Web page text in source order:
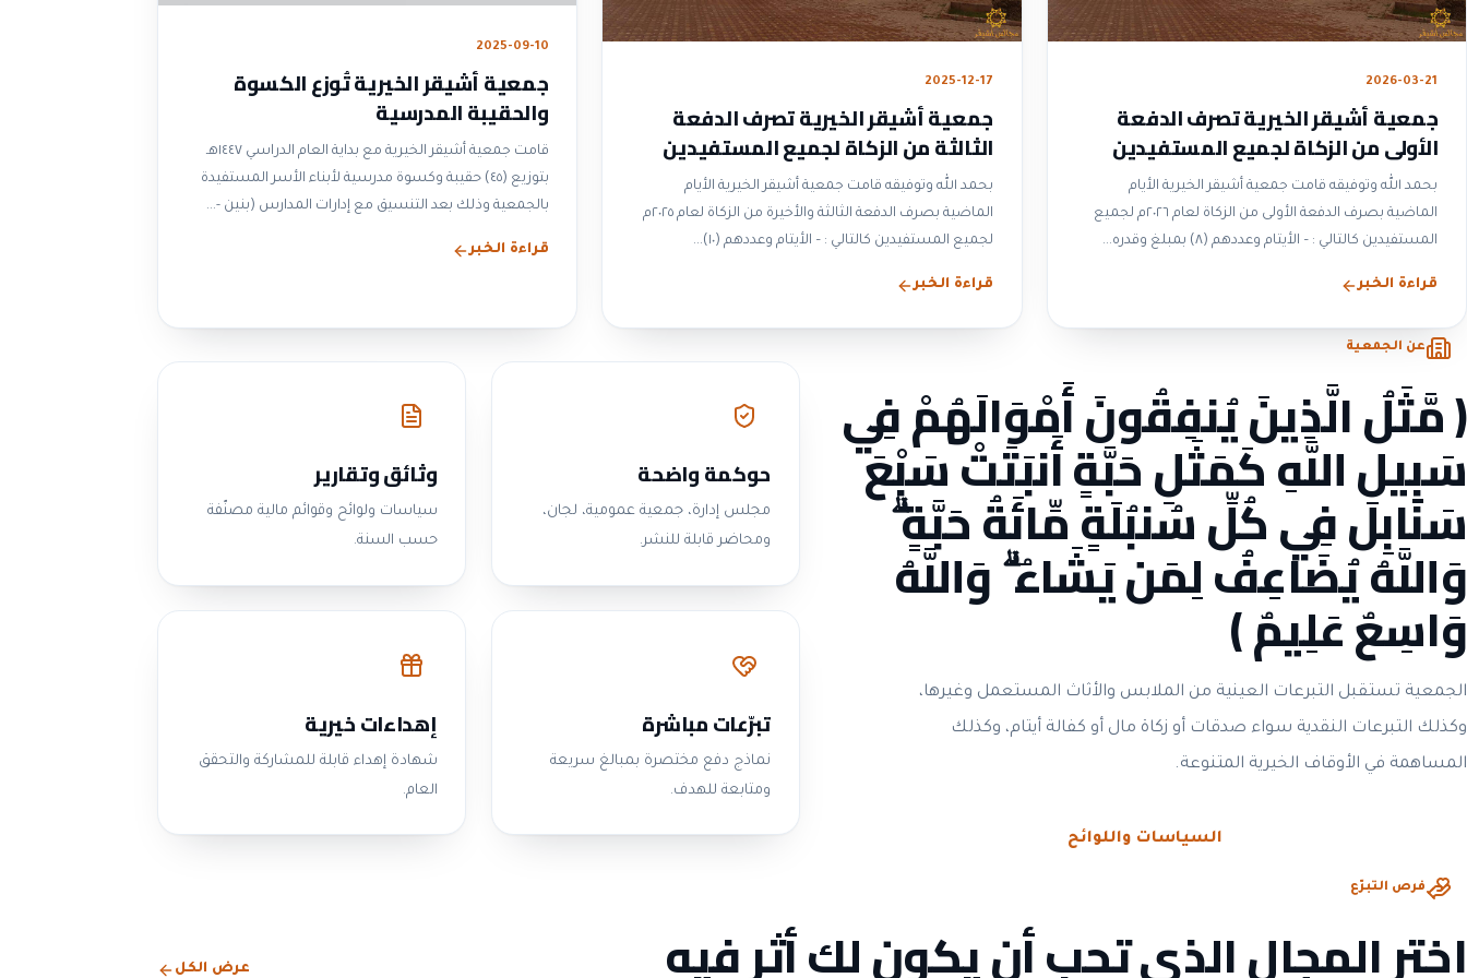
2026-03-21
جمعية أشيقر الخيرية تصرف الدفعة
الأولى من الزكاة لجميع المستفيدين
لعام ٢٠٢٦م
بحمد الله وتوفيقه قامت جمعية أشيقر الخيرية الأيام
الماضية بصرف الدفعة الأولى من الزكاة لعام ٢٠٢٦م لجميع
المستفيدين كالتالي : – الأيتام وعددهم (٨) بمبلغ وقدره...
قراءة الخبر
2025-12-17
جمعية أشيقر الخيرية تصرف الدفعة
الثالثة من الزكاة لجميع المستفيدين
لعام ٢٠٢٥م
بحمد الله وتوفيقه قامت جمعية أشيقر الخيرية الأيام
الماضية بصرف الدفعة الثالثة والأخيرة من الزكاة لعام ٢٠٢٥م
لجميع المستفيدين كالتالي : – الأيتام وعددهم (١٠)...
قراءة الخبر
2025-09-10
جمعية أشيقر الخيرية تُوزع الكسوة
والحقيبة المدرسية
قامت جمعية أشيقر الخيرية مع بداية العام الدراسي ١٤٤٧هـ
بتوزيع (٤٥) حقيبة وكسوة مدرسية لأبناء الأسر المستفيدة
بالجمعية وذلك بعد التنسيق مع إدارات المدارس (بنين -...
قراءة الخبر
عن الجمعية
﴿ مَّثَلُ الَّذِينَ يُنفِقُونَ أَمْوَالَهُمْ فِي
سَبِيلِ اللَّهِ كَمَثَلِ حَبَّةٍ أَنبَتَتْ سَبْعَ
سَنَابِلَ فِي كُلِّ سُنبُلَةٍ مِّائَةُ حَبَّةٍ ۗ
وَاللَّهُ يُضَاعِفُ لِمَن يَشَاءُ ۗ وَاللَّهُ
وَاسِعٌ عَلِيمٌ ﴾
الجمعية تستقبل التبرعات العينية من الملابس والأثاث المستعمل وغيرها،
وكذلك التبرعات النقدية سواء صدقات أو زكاة مال أو كفالة أيتام، وكذلك
المساهمة في الأوقاف الخيرية المتنوعة.
السياسات واللوائح
حوكمة واضحة
مجلس إدارة، جمعية عمومية، لجان،
ومحاضر قابلة للنشر.
وثائق وتقارير
سياسات ولوائح وقوائم مالية مصنّفة
حسب السنة.
تبرّعات مباشرة
نماذج دفع مختصرة بمبالغ سريعة
ومتابعة للهدف.
إهداءات خيرية
شهادة إهداء قابلة للمشاركة والتحقق
العام.
فرص التبرّع
اختر المجال الذي تحب أن يكون لك أثر فيه عرض الكل